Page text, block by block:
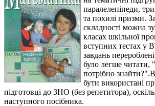
паралелепіпеди,
та похилі призми.
складності можна
класах шкільної
вступних тестах у
завдань
було легше
потрібно
бути використані
підготовці до ЗНО (без репетитора),
наступного посібника.